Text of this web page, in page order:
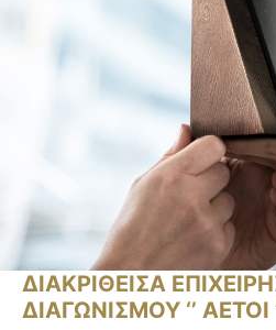
ΔΙΑΚΡΙΘΕΙΣΑ
ΔΙΑΓΩΝΙΣΜΟΥ ‘’ ΑΕΤΟΙ